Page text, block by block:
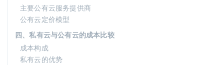
主要公有云服务提供商
公有云定价模型
四、私有云与公有云的成本比较
成本构成
私有云的优势